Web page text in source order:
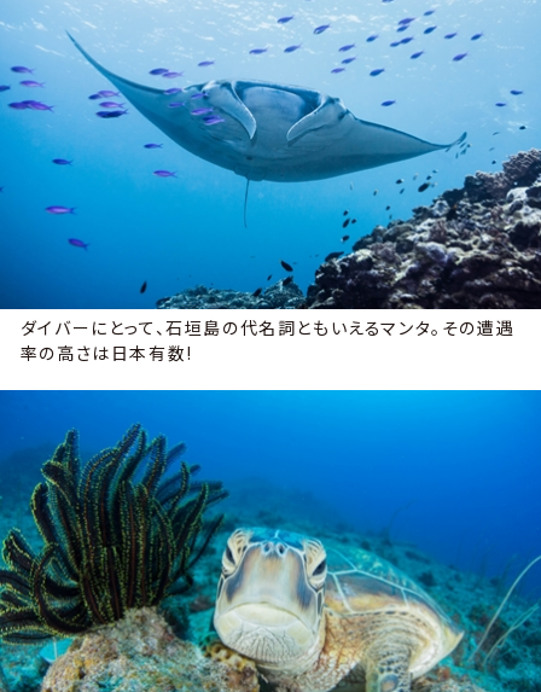
ダイバーにとって、石垣島の代名詞ともいえるマンタ。その遭遇
率の高さは日本有数!